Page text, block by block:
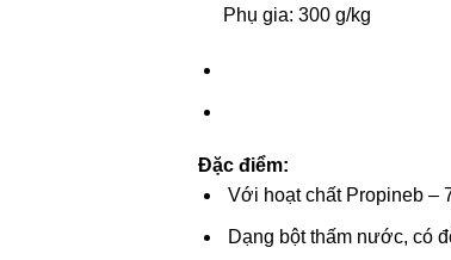
Phụ gia: 300 g/kg
Đặc điểm:
Với hoạt chất Propineb –
Dạng bột thấm nước, có